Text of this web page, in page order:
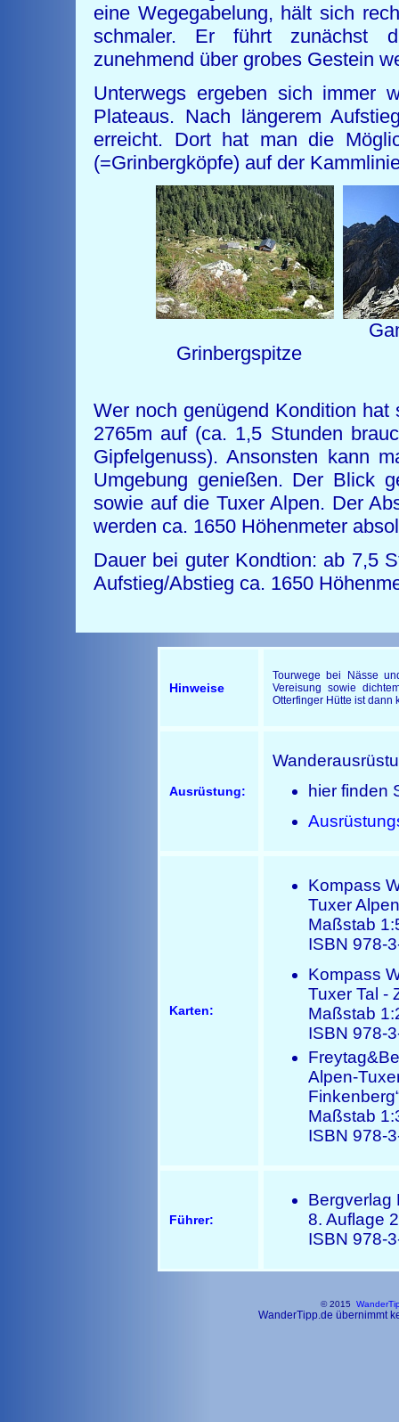
eine Wegegabelung, hält sich
schmaler. Er führt zunächst
zunehmend über grobes Gestein
Unterwegs ergeben sich immer
Plateaus. Nach längerem
erreicht. Dort hat man die
(=Grinbergköpfe) auf der
Wer noch genügend Kondition
2765m auf (ca. 1,5 Stunden
Gipfelgenuss). Ansonsten kann
Umgebung genießen. Der Blick
sowie auf die Tuxer Alpen. Der
werden ca. 1650 Höhenmeter
Dauer bei guter Kondtion: ab 7,5
Aufstieg/Abstieg ca. 1650
Hinweise
Tourwege bei Nässe
Vereisung sowie
Otterfinger Hütte ist dann
Ausrüstung:
hier finden
Karten:
Kompass
Tuxer
Maßstab
ISBN 978-
Kompass
Tuxer Tal -
Maßstab
ISBN 978-
Alpen-
Maßstab
ISBN 978-
Führer:
Bergverlag
8. Auflage
ISBN 978-
© 2015
WanderTipp.de übernimmt